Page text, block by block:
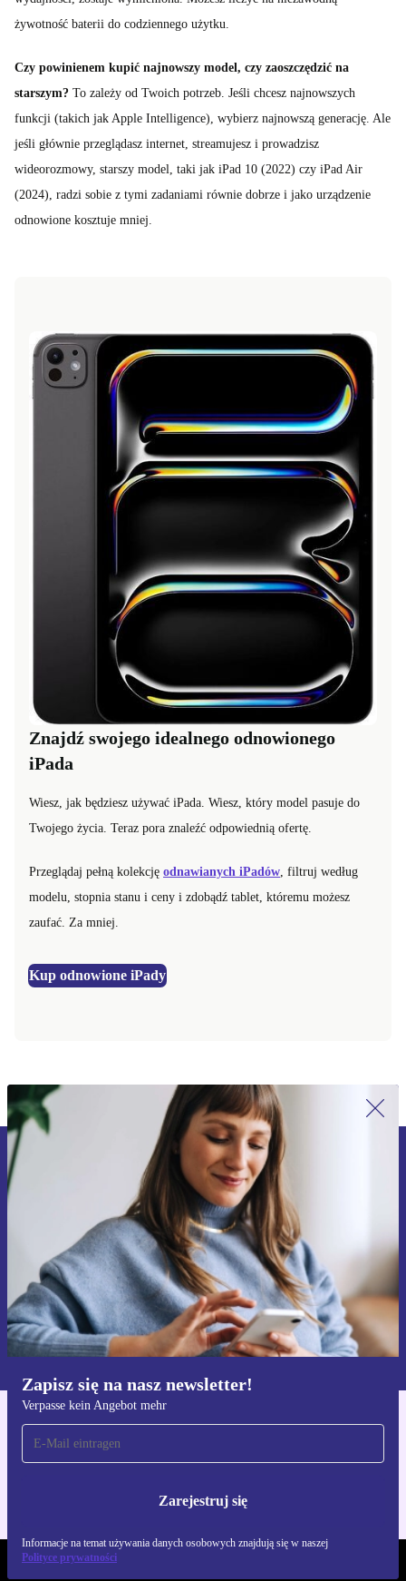
żywotność baterii do codziennego użytku.
Czy powinienem kupić najnowszy model, czy zaoszczędzić na
starszym? To zależy od Twoich potrzeb. Jeśli chcesz najnowszych
funkcji (takich jak Apple Intelligence), wybierz najnowszą generację. Ale
jeśli głównie przeglądasz internet, streamujesz i prowadzisz
wideorozmowy, starszy model, taki jak iPad 10 (2022) czy iPad Air
(2024), radzi sobie z tymi zadaniami równie dobrze i jako urządzenie
odnowione kosztuje mniej.
Znajdź swojego idealnego odnowionego
iPada
Wiesz, jak będziesz używać iPada. Wiesz, który model pasuje do
Twojego życia. Teraz pora znaleźć odpowiednią ofertę.
Przeglądaj pełną kolekcję odnawianych iPadów, filtruj według
modelu, stopnia stanu i ceny i zdobądź tablet, któremu możesz
zaufać. Za mniej.
Kup odnowione iPady
Zapisz się na nasz newsletter!
Verpasse kein Angebot mehr
Zarejestruj się
Informacje na temat używania danych osobowych znajdują się w naszej
Polityce prywatności
Zapisz się na nasz newsletter!
Nie przegap żadnej oferty.
Zarejestruj się
Informacje na temat używania danych osobowych znajdują się w
naszejPolityce prywatności
Pobierz aplikację refurbed